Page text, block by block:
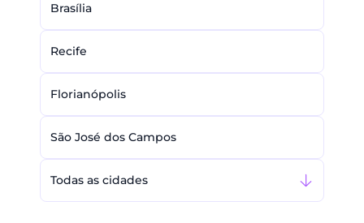
Brasília
Recife
Florianópolis
São José dos Campos
Todas as cidades